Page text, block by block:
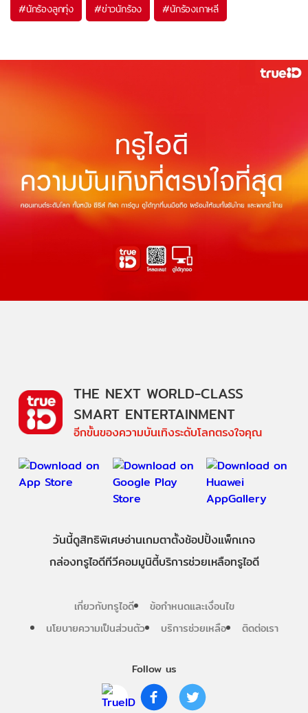
#นักร้องลูกทุ่ง #ข่าวนักร้อง #นักร้องเกาหลี
Follow us
THE NEXT WORLD-CLASS
SMART ENTERTAINMENT
อีกขั้นของความบันเทิงระดับโลกตรงใจคุณ
วันนี้ดูสิทธิพิเศษอ่านเกมตาตั้งช้อปปิ้งแพ็กเกจ
กล่องทรูไอดีทีวีคอมมูนิตี้บริการช่วยเหลือทรูไอดี
เกี่ยวกับทรูไอดี
ข้อกำหนดและเงื่อนไข
นโยบายความเป็นส่วนตัว
บริการช่วยเหลือ ติดต่อเรา